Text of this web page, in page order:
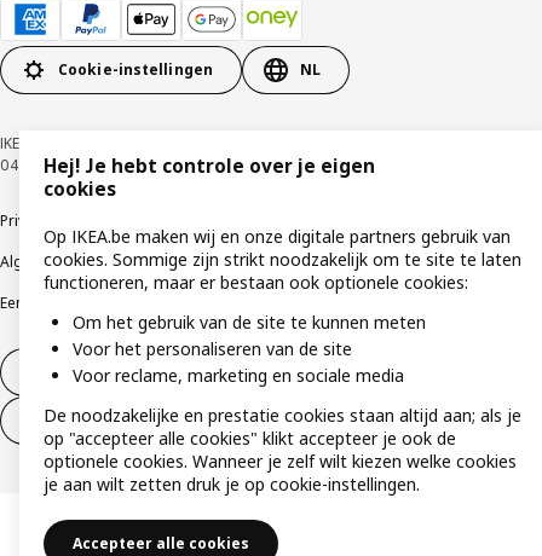
Cookie-instellingen NL
IKEA BELGIUM NV, Weiveldlaan 19, 1930 Zaventem, KBO nummer
0425.258.688 © Inter IKEA Systems B.V. 1999-2026
Privacybeleid
Algemene contractvoorwaarden Responsible Disclosure Program
Een etische bezorgdheid uiten
Herroeping van contract
Herroeping van contract (services)
Hej! Je hebt controle over je eigen
cookies
Op IKEA.be maken wij en onze digitale partners gebruik van
cookies. Sommige zijn strikt noodzakelijk om te site te laten
functioneren, maar er bestaan ook optionele cookies:
Om het gebruik van de site te kunnen meten
Voor het personaliseren van de site
Voor reclame, marketing en sociale media
De noodzakelijke en prestatie cookies staan altijd aan; als je
op "accepteer alle cookies" klikt accepteer je ook de
optionele cookies. Wanneer je zelf wilt kiezen welke cookies
je aan wilt zetten druk je op cookie-instellingen.
Accepteer alle cookies